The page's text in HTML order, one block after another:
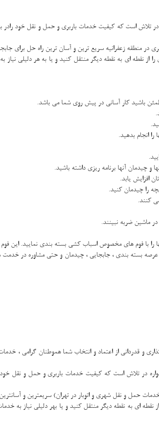
تلاش است که کیفیت خدمات باربری و حمل و نقل خود
در منطقه زعفرانیه سریع ترین و آسان ترین راه حل برای
از نقطه ای به نقطه دیگر منتقل کنید و یا به هر دلیلی
باشید کار آسانی در پیش روی شما می باشد.
انجام بدهید.
عرصه بسته بندی ، جابجایی ، چیدمان و حتی مشاوره در
و قدردانی از اعتماد و انتخاب شما هموطنان گرامی ،
در تلاش است که کیفیت خدمات باربری و حمل و نقل
خدمات حمل و نقل شهری و اتوبار در تهران) سریعترین و
نقطه ای به نقطه دیگر منتقل کنید و یا بهر دلیلی نیاز به